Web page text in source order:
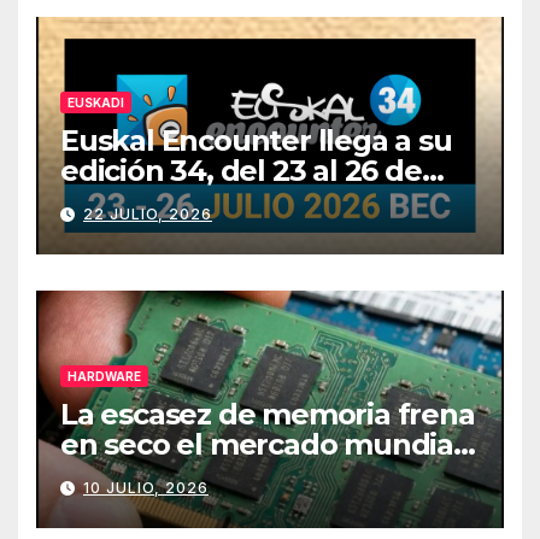
EUSKADI
Euskal Encounter llega a su
edición 34, del 23 al 26 de
julio
22 JULIO, 2026
HARDWARE
La escasez de memoria frena
en seco el mercado mundial
de PCs
10 JULIO, 2026